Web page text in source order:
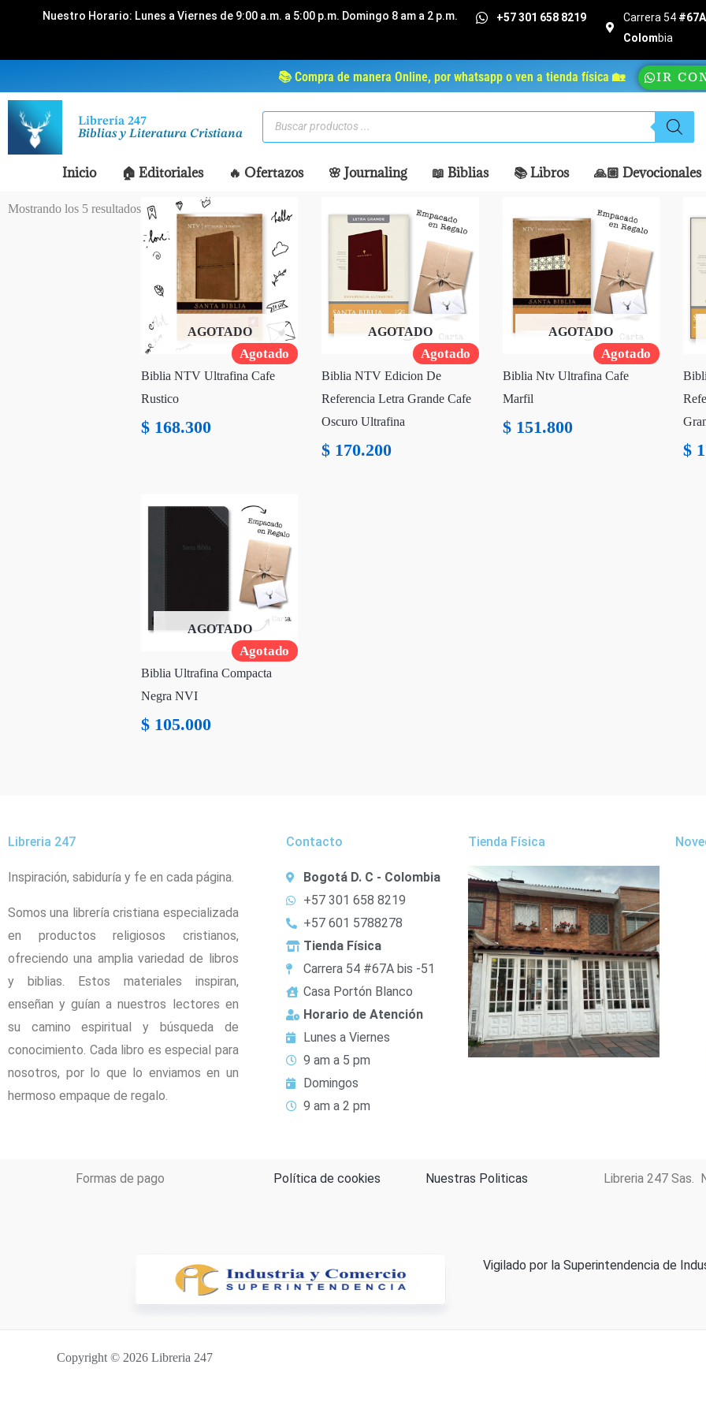
Nuestro Horario: Lunes a Viernes de 9:00 a.m. a 5:00 p.m. Domingo 8 am a 2 p.m. +57 301 658 8219 Carrera 54
Colombia
📚 Compra de manera Online, por whatsapp o ven a tienda física 🏡 IR
Librería 247
Biblias y Literatura Cristiana
Búsqueda
productos
Inicio 🏠 Editoriales 🔥 Ofertazos 🌸 Journaling 📖 Biblias 📚 Libros 🙏🏼 Devocionales
Mostrando los 5 resultados
Agotado
AGOTADO
Biblia NTV Ultrafina Cafe
Rustico
$ 168.300
Agotado
AGOTADO
Biblia NTV Edicion De
Referencia Letra Grande Cafe
Oscuro Ultrafina
$ 170.200
Agotado
AGOTADO
Biblia Ntv Ultrafina Cafe
Marfil
$151.800
$
Agotado
AGOTADO
Biblia Ultrafina Compacta
Negra NVI
$ 105.000
Libreria 247
Inspiración, sabiduría y fe en cada página.
Somos una librería cristiana especializada
en productos religiosos cristianos,
ofreciendo una amplia variedad de libros
y biblias. Estos materiales inspiran,
enseñan y guían a nuestros lectores en
su camino espiritual y búsqueda de
conocimiento. Cada libro es especial para
nosotros, por lo que lo enviamos en un
hermoso empaque de regalo.
Contacto
Bogotá D. C - Colombia
+57 301 658 8219
+57 601 5788278
Tienda Física
Carrera 54 #67A bis -51
Casa Portón Blanco
Horario de Atención
Lunes a Viernes
9 am a 5 pm
Domingos
9 am a 2 pm
Tienda Física
Formas de pago Política de cookies Nuestras Politicas Libreria 247 Sas.
Vigilado por la Superintendencia de
Copyright © 2026 Libreria 247